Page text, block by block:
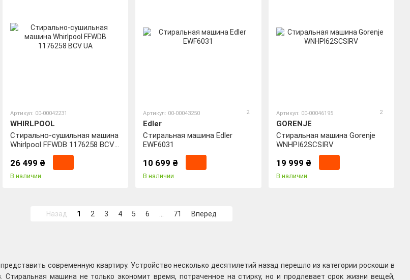
современную квартиру. Устройство несколько десятилетий назад перешло из категории роскоши в
Стиральная машина не только экономит время, потраченное на стирку, но и продлевает срок жизни вещей,
Артикул: 00-00042231
WHIRLPOOL
Стирально-сушильная машина
Whirlpool FFWDB 1176258 BCV
26 499 ₴
В наличии
Артикул: 00-00043250 2
Edler
Стиральная машина Edler
EWF6031
10 699 ₴
В наличии
Артикул: 00-00046195 2
GORENJE
Стиральная машина Gorenje
WNHPI62SCSIRV
19 999 ₴
В наличии
Назад 1 2 3 4 5 6 71 Вперед